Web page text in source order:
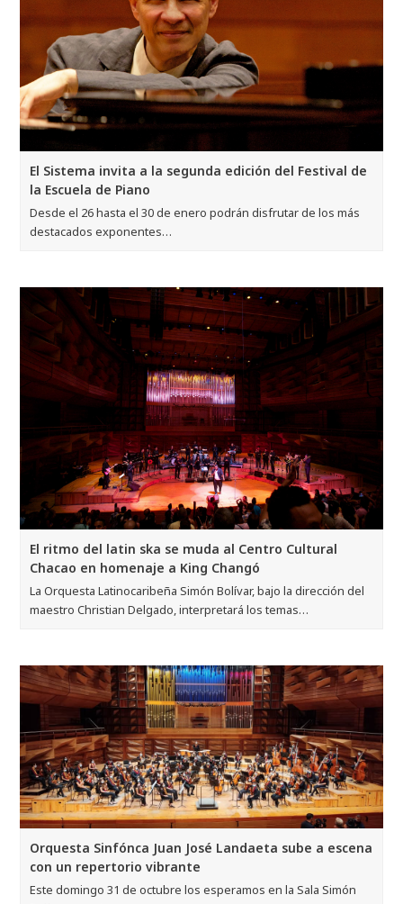
El Sistema invita a la segunda edición del Festival de
la Escuela de Piano
Desde el 26 hasta el 30 de enero podrán disfrutar de los más
destacados exponentes…
El ritmo del latin ska se muda al Centro Cultural
Chacao en homenaje a King Changó
La Orquesta Latinocaribeña Simón Bolívar, bajo la dirección del
maestro Christian Delgado, interpretará los temas…
Orquesta Sinfónca Juan José Landaeta sube a escena
con un repertorio vibrante
Este domingo 31 de octubre los esperamos en la Sala Simón